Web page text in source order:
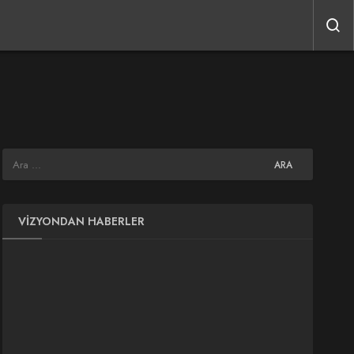
VIZYONDAN HABERLER